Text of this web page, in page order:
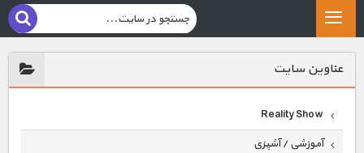
عناوين سايت
Reality Show
آموزشی / آشپزی